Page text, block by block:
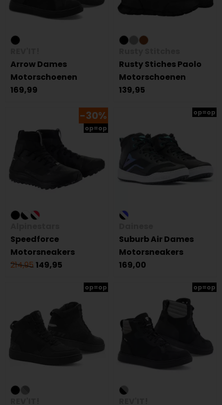
Arrow Dames
Motorschoenen
169,99
Rusty Stiches Paolo
Motorschoenen
139,95
-30%
op=op
Speedforce
Motorsneakers
214,95 149,95
op=op
Suburb Air Dames
Motorsneakers
169,00
op=op op=op